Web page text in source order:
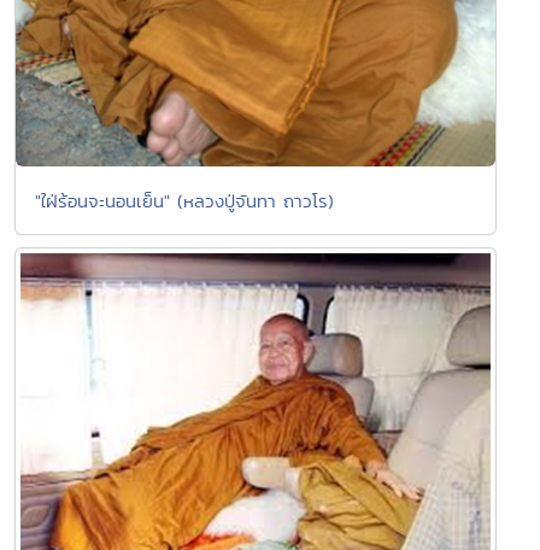
"ใฝ่ร้อนจะนอนเย็น" (หลวงปู่จันทา ถาวโร)